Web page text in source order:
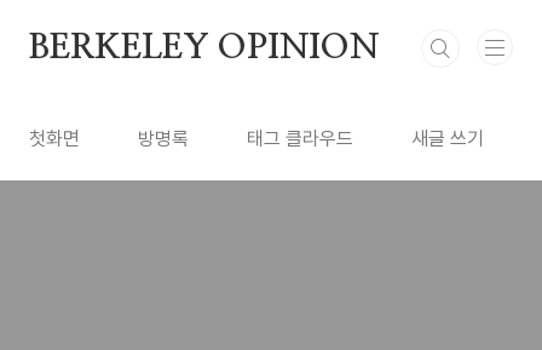
BERKELEY OPINION
첫화면 방명록 태그 클라우드 새글 쓰기